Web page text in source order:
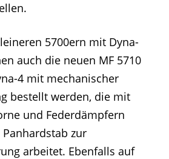
5700ern mit Dyna-
auch die neuen MF 5710
4 mit mechanischer
bestellt werden, die mit
und Federdämpfern
zur
arbeitet. Ebenfalls auf